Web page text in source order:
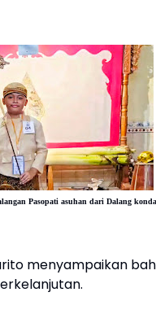
Pasopati asuhan dari Dalang
menyampaikan